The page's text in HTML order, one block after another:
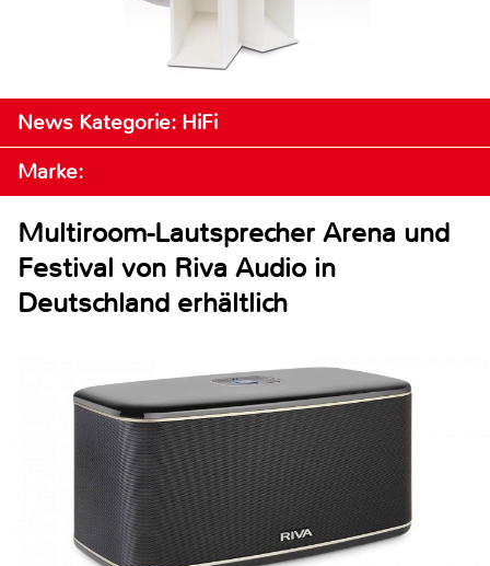
News Kategorie: HiFi
Marke:
Multiroom-Lautsprecher Arena und
Festival von Riva Audio in
Deutschland erhältlich